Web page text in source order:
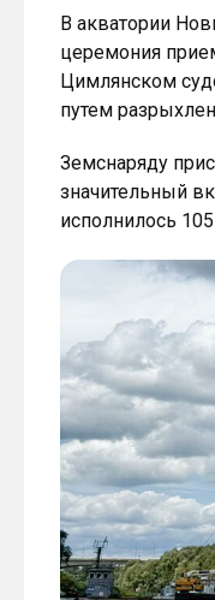
В акватории
церемония
Цимлянском
путем
Земснаряду
значительный
исполнилось